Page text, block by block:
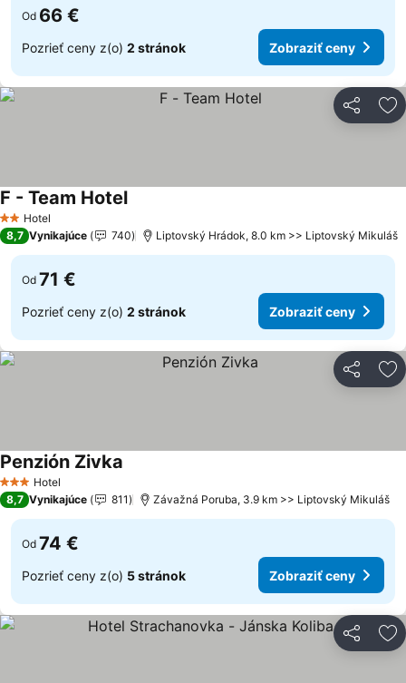
Od 66 €
Pozrieť ceny z(o) 2 stránok Zobraziť ceny
Zdieľať
2 Počet hviezdičiek
Hotel
F - Team Hotel
8,7 Vynikajúce 740 Liptovský Hrádok, 8.0 km >> Liptovský Mikuláš
Od 71 €
Pozrieť ceny z(o) 2 stránok Zobraziť ceny
Zdieľať
3 Počet hviezdičiek
Hotel
Penzión Zivka
8,7 Vynikajúce 811 Závažná Poruba, 3.9 km >> Liptovský Mikuláš
Od 74 €
Pozrieť ceny z(o) 5 stránok Zobraziť ceny
Zdieľať